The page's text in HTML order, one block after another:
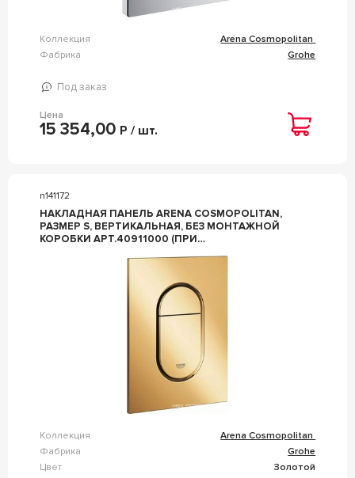
Коллекция
Arena Cosmopolitan
Фабрика
Grohe
Под заказ
Цена
15 354,00 Р / шт.
n141172
НАКЛАДНАЯ ПАНЕЛЬ ARENA COSMOPOLITAN,
РАЗМЕР S, ВЕРТИКАЛЬНАЯ, БЕЗ МОНТАЖНОЙ
КОРОБКИ АРТ.40911000 (ПРИ
ARENA COSMOPOLITAN 37624GL0
Коллекция
Arena Cosmopolitan
Фабрика
Grohe
Цвет
Золотой